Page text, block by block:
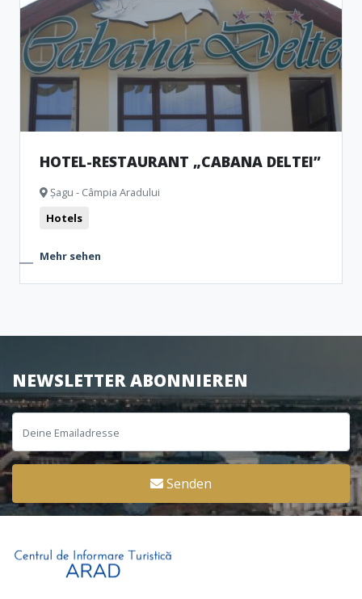
HOTEL-RESTAURANT „CABANA DELTEI”
Șagu - Câmpia Aradului
Hotels
Mehr sehen
NEWSLETTER ABONNIEREN
Senden